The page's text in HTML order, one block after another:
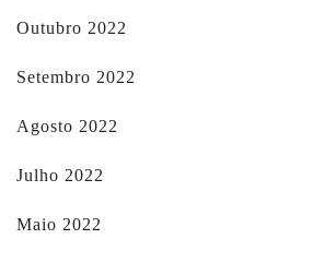
Outubro 2022
Setembro 2022
Agosto 2022
Julho 2022
Maio 2022